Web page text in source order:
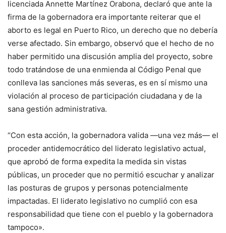
licenciada Annette Martínez Orabona, declaró que ante la
firma de la gobernadora era importante reiterar que el
aborto es legal en Puerto Rico, un derecho que no debería
verse afectado. Sin embargo, observó que el hecho de no
haber permitido una discusión amplia del proyecto, sobre
todo tratándose de una enmienda al Código Penal que
conlleva las sanciones más severas, es en sí mismo una
violación al proceso de participación ciudadana y de la
sana gestión administrativa.
“Con esta acción, la gobernadora valida —una vez más— el
proceder antidemocrático del liderato legislativo actual,
que aprobó de forma expedita la medida sin vistas
públicas, un proceder que no permitió escuchar y analizar
las posturas de grupos y personas potencialmente
impactadas. El liderato legislativo no cumplió con esa
responsabilidad que tiene con el pueblo y la gobernadora
tampoco».